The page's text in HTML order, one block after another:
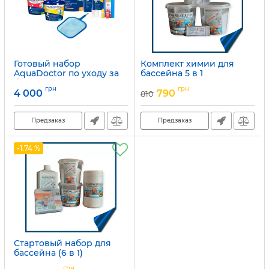
Готовый набор
AquaDoctor по уходу за
бассейном 10–15 м3
Артикул: 41337
4 000 грн
Предзаказ
Комплект химии для
бассейна 5 в 1
810 790 грн
Предзаказ
-1.74 %
Стартовый набор для
бассейна (6 в 1)